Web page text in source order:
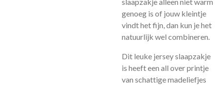
genoeg is of jouw kleintje
vindt het fijn, dan kun je het
natuurlijk wel combineren.
Dit leuke jersey slaapzakje
is heeft een all over printje
van schattige madeliefjes